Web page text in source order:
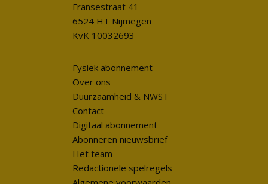
Fransestraat 41
6524 HT Nijmegen
KvK 10032693
Fysiek abonnement
Over ons
Duurzaamheid & NWST
Contact
Digitaal abonnement
Abonneren nieuwsbrief
Het team
Redactionele spelregels